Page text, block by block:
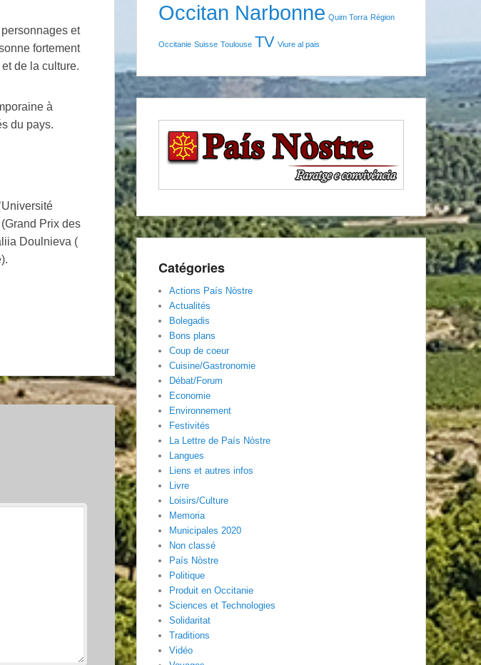
et
fortement
de la culture.
à
du pays.
Prix des
Doulnieva (
Occitan Narbonne Quim Torra Région
Occitanie Suisse Toulouse TV Viure al pais
Catégories
Actions País Nòstre
Actualités
Bolegadis
Bons plans
Coup de coeur
Cuisine/Gastronomie
Débat/Forum
Economie
Environnement
Festivités
La Lettre de País Nòstre
Langues
Liens et autres infos
Livre
Loisirs/Culture
Memoria
Municipales 2020
Non classé
País Nòstre
Politique
Produit en Occitanie
Sciences et Technologies
Solidaritat
Traditions
Vidéo